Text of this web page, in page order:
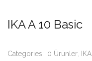
IKA A 10 Basic
Categories: 0 Ürünler IKA